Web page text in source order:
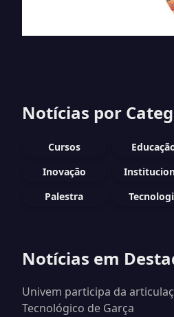
Notícias por
Cursos
Inovação
Palestra
Notícias em
Univem participa da
Tecnológico de Garça